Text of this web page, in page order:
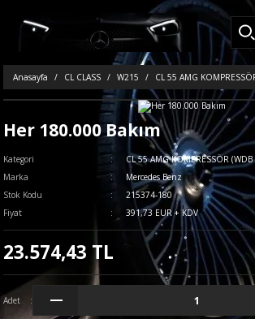
Anasayfa CL CLASS W215 CL 55 AMG
Her 180.000 Bakım
Kategori
CL 55 AMG KOMPRESSÖR
Marka
Mercedes Benz
Stok Kodu
215374-180
Fiyat
391,73 EUR + KDV
23.574,43 TL
Adet